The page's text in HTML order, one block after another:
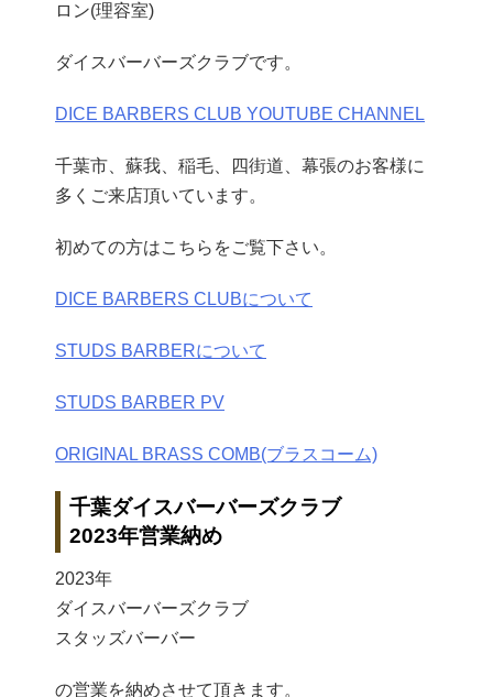
ロン(理容室)
ダイスバーバーズクラブです。
DICE BARBERS CLUB YOUTUBE CHANNEL
千葉市、蘇我、稲毛、四街道、幕張のお客様に
多くご来店頂いています。
初めての方はこちらをご覧下さい。
DICE BARBERS CLUBについて
STUDS BARBERについて
STUDS BARBER PV
ORIGINAL BRASS COMB(ブラスコーム)
千葉ダイスバーバーズクラブ
2023年営業納め
2023年
ダイスバーバーズクラブ
スタッズバーバー
の営業を納めさせて頂きます。